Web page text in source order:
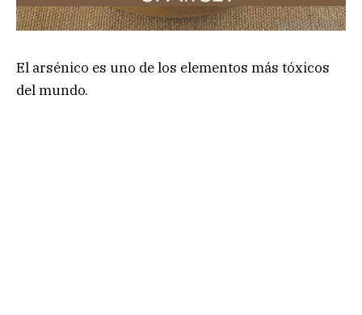
El arsénico es uno de los elementos más tóxicos
del mundo.